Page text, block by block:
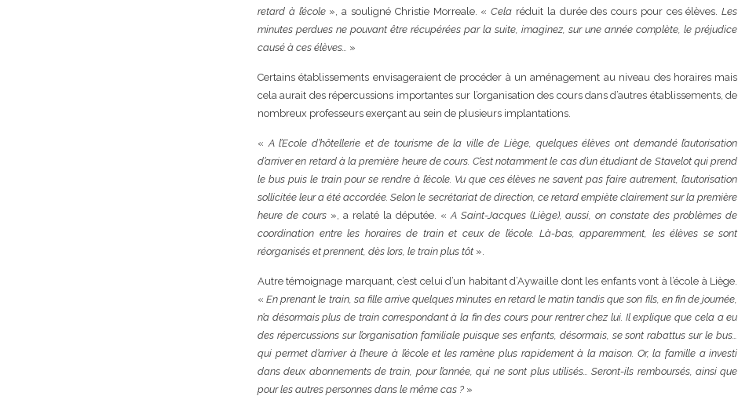
retard à l’école», a souligné Christie Morreale. «Cela réduit la durée des cours pour ces élèves.Les
minutes perdues ne pouvant être récupérées par la suite, imaginez, sur une année complète, le préjudice
causé à ces élèves… »
Certains établissements envisageraient de procéder à un aménagement au niveau des horaires mais
cela aurait des répercussions importantes sur l’organisation des cours dans d’autres établissements, de
nombreux professeurs exerçant au sein de plusieurs implantations.
«A l’Ecole d’hôtellerie et de tourisme de la ville de Liège, quelques élèves ont demandé l’autorisation
d’arriver en retard à la première heure de cours. C’est notamment le cas d’un étudiant de Stavelot qui prend
le bus puis le train pour se rendre à l’école. Vu que ces élèves ne savent pas faire autrement, l’autorisation
sollicitée leur a été accordée. Selon le secrétariat de direction, ce retard empiète clairement sur la première
heure de cours», a relaté la députée. «A Saint-Jacques (Liège), aussi, on constate des problèmes de
coordination entre les horaires de train et ceux de l’école. Là-bas, apparemment, les élèves se sont
réorganisés et prennent, dès lors, le train plus tôt ».
Autre témoignage marquant, c’est celui d’un habitant d’Aywaille dont les enfants vont à l’école à Liège.
«En prenant le train, sa fille arrive quelques minutes en retard le matin tandis que son fils, en fin de journée,
n’a désormais plus de train correspondant à la fin des cours pour rentrer chez lui. Il explique que cela a eu
des répercussions sur l’organisation familiale puisque ses enfants, désormais, se sont rabattus sur le bus…
qui permet d’arriver à l’heure à l’école et les ramène plus rapidement à la maison. Or, la famille a investi
dans deux abonnements de train, pour l’année, qui ne sont plus utilisés… Seront-ils remboursés, ainsi que
pour les autres personnes dans le même cas ? »